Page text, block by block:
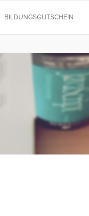
BILDUNGSGUTSCHEIN